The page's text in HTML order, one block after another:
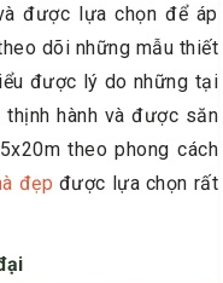
được lựa chọn để áp
dõi những mẫu thiết
được lý do những tại
hành và được săn
theo phong cách
đẹp được lựa chọn rất